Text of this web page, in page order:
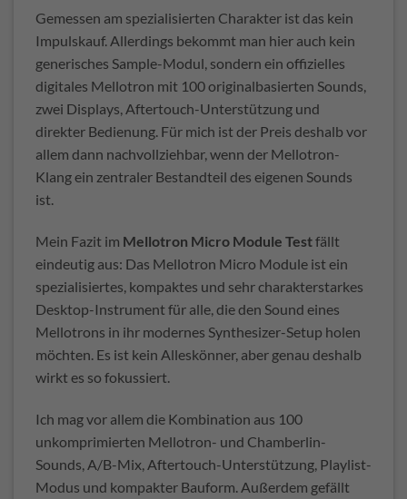
Gemessen am spezialisierten Charakter ist das kein
Impulskauf. Allerdings bekommt man hier auch kein
generisches Sample-Modul, sondern ein offizielles
digitales Mellotron mit 100 originalbasierten Sounds,
zwei Displays, Aftertouch-Unterstützung und
direkter Bedienung. Für mich ist der Preis deshalb vor
allem dann nachvollziehbar, wenn der Mellotron-
Klang ein zentraler Bestandteil des eigenen Sounds
ist.
Mein Fazit im Mellotron Micro Module Testfällt
eindeutig aus: Das Mellotron Micro Module ist ein
spezialisiertes, kompaktes und sehr charakterstarkes
Desktop-Instrument für alle, die den Sound eines
Mellotrons in ihr modernes Synthesizer-Setup holen
möchten. Es ist kein Alleskönner, aber genau deshalb
wirkt es so fokussiert.
Ich mag vor allem die Kombination aus 100
unkomprimierten Mellotron- und Chamberlin-
Sounds, A/B-Mix, Aftertouch-Unterstützung, Playlist-
Modus und kompakter Bauform. Außerdem gefällt